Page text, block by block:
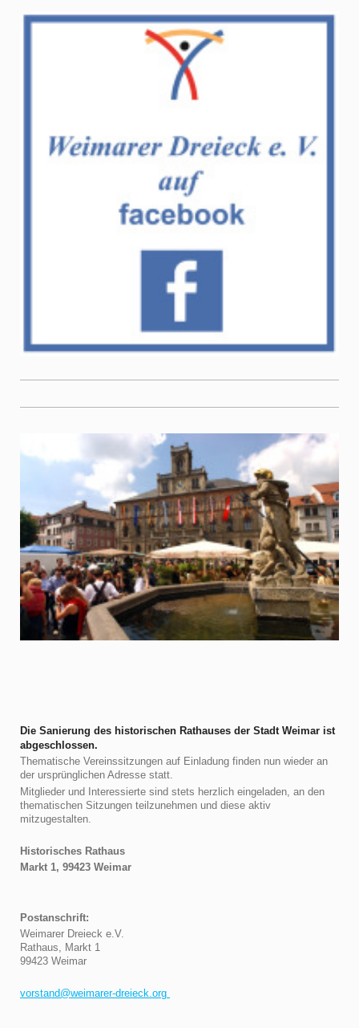
Die Sanierung des historischen Rathauses der Stadt Weimar ist
abgeschlossen.
Thematische Vereinssitzungen auf Einladung finden nun wieder an
der ursprünglichen Adresse statt.
Mitglieder und Interessierte sind stets herzlich eingeladen, an den
thematischen Sitzungen teilzunehmen und diese aktiv
mitzugestalten.
Historisches Rathaus
Markt 1, 99423 Weimar
Postanschrift:
Weimarer Dreieck e.V.
Rathaus, Markt 1
99423 Weimar
vorstand@weimarer-dreieck.org